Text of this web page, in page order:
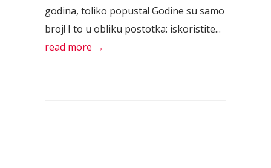
godina, toliko popusta! Godine su samo
broj! I to u obliku postotka: iskoristite...
read more →